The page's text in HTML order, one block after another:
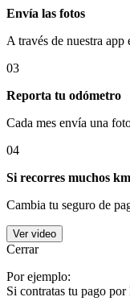
Envía las fotos
A través de nuestra
03
Reporta tu odómetro
Cada mes envía una
04
Si recorres muchos km
Cambia tu seguro de
Ver video
Cerrar
Por ejemplo:
Si contratas tu pago